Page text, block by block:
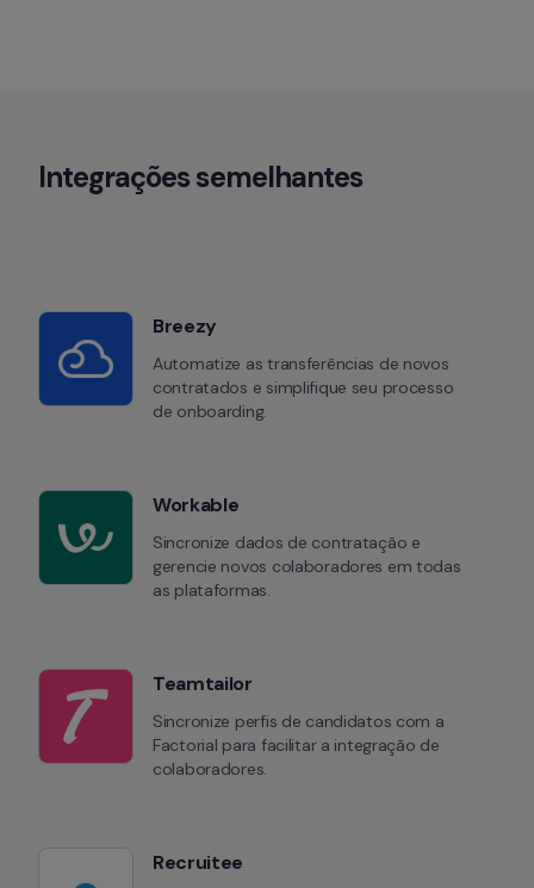
Integrações semelhantes
Breezy
Automatize as transferências de novos
contratados e simplifique seu processo
de onboarding.
Workable
Sincronize dados de contratação e
gerencie novos colaboradores em todas
as plataformas.
Teamtailor
Sincronize perfis de candidatos com a
Factorial para facilitar a integração de
colaboradores.
Recruitee